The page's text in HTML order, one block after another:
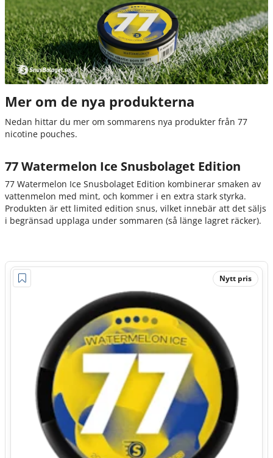
Mer om de nya produkterna
Nedan hittar du mer om sommarens nya produkter från 77
nicotine pouches.
77 Watermelon Ice Snusbolaget Edition
77 Watermelon Ice Snusbolaget Edition kombinerar smaken av
vattenmelon med mint, och kommer i en extra stark styrka.
Produkten är ett limited edition snus, vilket innebär att det säljs
i begränsad upplaga under sommaren (så länge lagret räcker).
Nytt pris